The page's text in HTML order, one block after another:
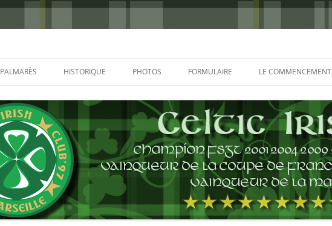
PALMARÈS HISTORIQUE PHOTOS
GLASGOW 2002
CHARLIE & THE BHOYS 2006
PRAGUE 2006
NICE 2008
FORMULAIRE LE COMMENCEMENT